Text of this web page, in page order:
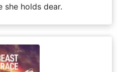
holds dear.